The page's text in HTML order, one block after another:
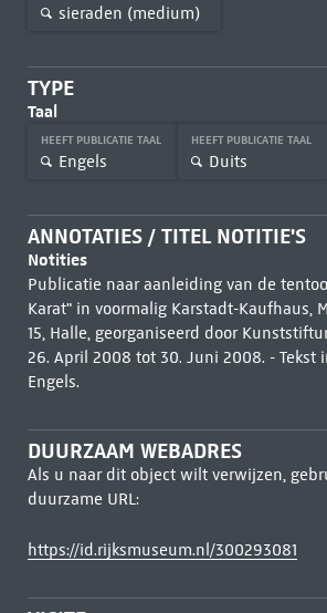
sieraden (medium)
TYPE
Taal
HEEFT PUBLICATIE TAAL
Engels
HEEFT PUBLICATIE TAAL
Duits
ANNOTATIES / TITEL NOTITIE'S
Notities
Publicatie naar aanleiding van de
Karat" in voormalig Karstadt-Kaufhaus,
15, Halle, georganiseerd door
26. April 2008 tot 30. Juni 2008. - Tekst
Engels.
DUURZAAM WEBADRES
Als u naar dit object wilt verwijzen,
duurzame URL:
https://id.rijksmuseum.nl/300293081